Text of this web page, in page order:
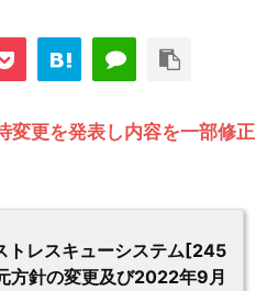
更を発表し内容を一部修正
トレスキューシステム[245
方針の変更及び2022年9月